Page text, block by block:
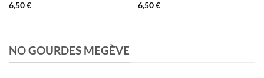
6,50€
6,50€
NO GOURDES MEGÈVE